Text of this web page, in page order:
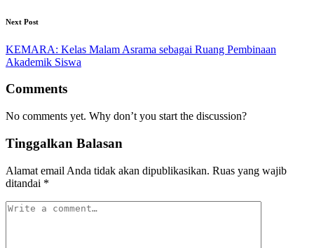
Next Post
KEMARA: Kelas Malam Asrama sebagai Ruang Pembinaan
Akademik Siswa
Comments
No comments yet. Why don’t you start the discussion?
Tinggalkan Balasan
Alamat email Anda tidak akan dipublikasikan. Ruas yang wajib
ditandai *